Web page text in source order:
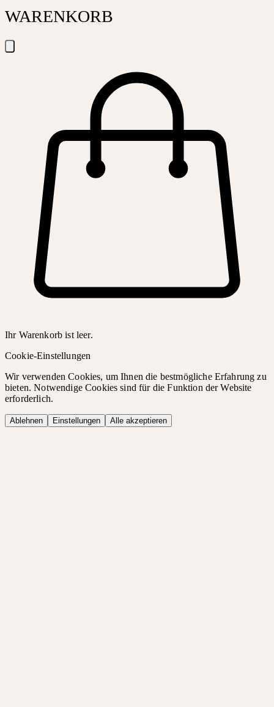
WARENKORB
Ihr Warenkorb ist leer.
Cookie-Einstellungen
Wir verwenden Cookies, um Ihnen die bestmögliche Erfahrung zu
bieten. Notwendige Cookies sind für die Funktion der Website
erforderlich.
Ablehnen Einstellungen Alle akzeptieren